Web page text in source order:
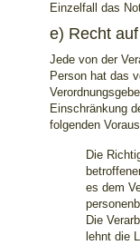
Einzelfall das
e) Recht
Jede von der
Person hat das
Einschränkung
folgenden
Die
es dem
Die
lehnt die